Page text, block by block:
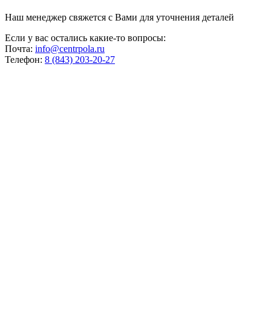
Наш менеджер свяжется с Вами для уточнения деталей
Если у вас остались какие-то вопросы:
Почта: info@centrpola.ru
Телефон: 8 (843) 203-20-27